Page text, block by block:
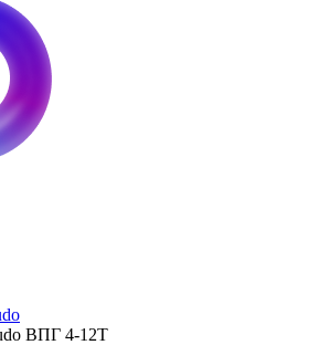
ВПГ 4-12T